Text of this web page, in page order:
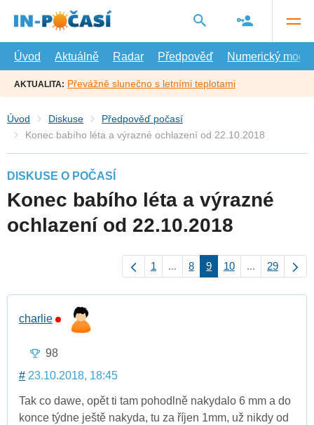
hlavní
Úvod
Aktuálně Radar Předpověď Numerický model
AKTUALITA: Převážně slunečno s letními teplotami
Úvod Diskuse
Předpověď počasí
Konec babího léta a výrazné ochlazení od 22.10.2018
DISKUSE O POČASÍ
Konec babího léta a výrazné
ochlazení od 22.10.2018
1 ... 8 9 10 ... 29
charlie
98
# 23.10.2018, 18:45
Tak co dawe, opět ti tam pohodlně nakydalo 6 mm a do
konce týdne ještě nakyda, tu za říjen 1mm, už nikdy od